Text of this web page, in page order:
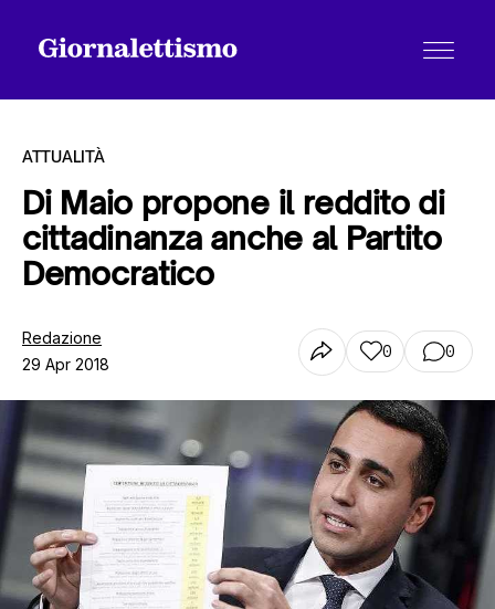
Tutti gli articoli
Chi siamo
Contatti
ATTUALITÀ
Di Maio propone il reddito di
cittadinanza anche al Partito
Democratico
Redazione
29 Apr 2018
0 0